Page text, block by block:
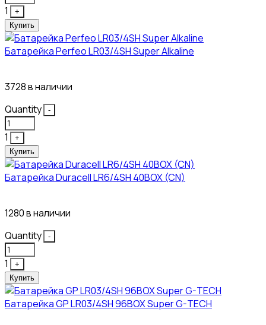
1
+
Купить
Батарейка Perfeo LR03/4SH Super Alkaline
3728 в наличии
Quantity
-
1
+
Купить
Батарейка Duracell LR6/4SH 40BOX (CN)
1280 в наличии
Quantity
-
1
+
Купить
Батарейка GP LR03/4SH 96BOX Super G-TECH